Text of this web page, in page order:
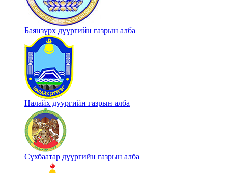
Баянзүрх дүүргийн газрын алба
Налайх дүүргийн газрын алба
Сүхбаатар дүүргийн газрын алба